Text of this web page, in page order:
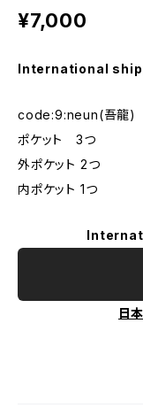
¥7,000
International
code:9:neun(吾龍)
ポケット 3つ
外ポケット 2つ
内ポケット 1つ
日